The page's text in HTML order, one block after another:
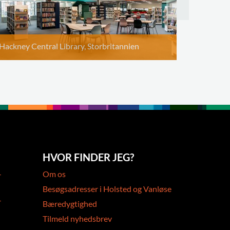
Hackney Central Library, Storbritannien
HVOR FINDER JEG?
Om os
Besøgsadresser i Holsted og Vanløse
Bæredygtighed
Tilmeld nyhedsbrev